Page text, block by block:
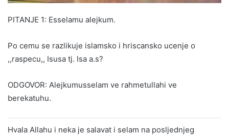
PITANJE 1: Esselamu alejkum.
Po cemu se razlikuje islamsko i hriscansko ucenje o
,,raspecu,, Isusa tj. Isa a.s?
ODGOVOR: Alejkumusselam ve rahmetullahi ve
berekatuhu.
Hvala Allahu i neka je salavat i selam na posljednjeg